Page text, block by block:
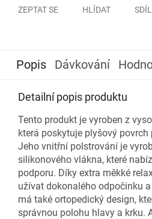
ZEPTAT SE HLÍDAT
Popis Dávkování
Detailní popis produktu
Tento produkt je vyroben z
která poskytuje plyšový povrch
Jeho vnitřní polstrování je
silikonového vlákna, které
podporu. Díky extra měkké
užívat dokonalého odpočinku
má také ortopedický design,
správnou polohu hlavy a krku.